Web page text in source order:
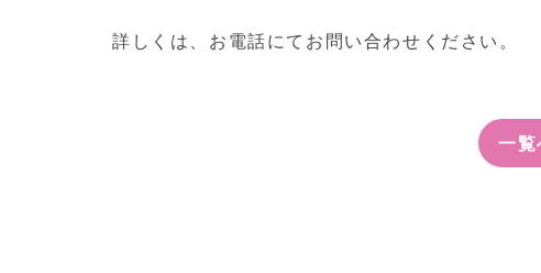
詳しくは、お電話にてお問い合わせください。
一覧